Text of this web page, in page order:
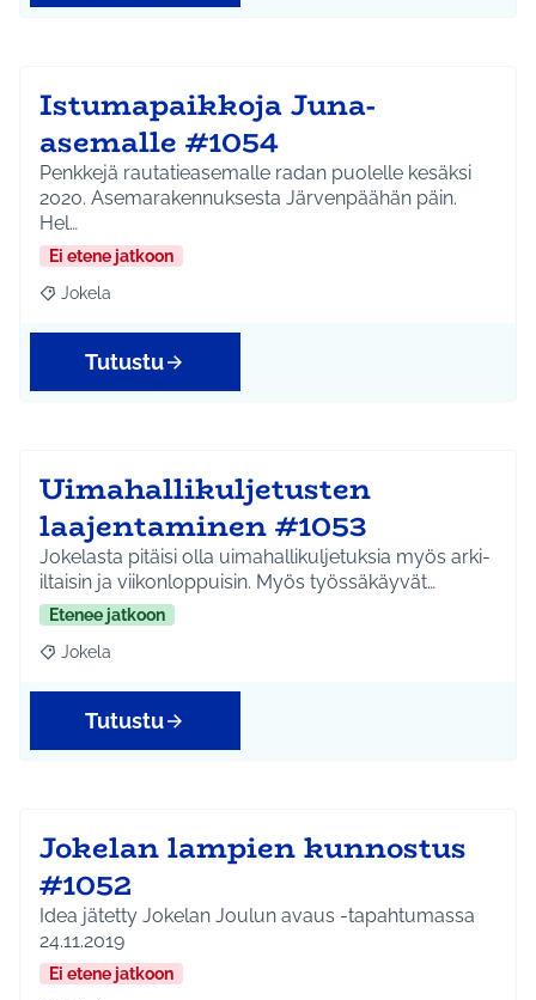
Istumapaikkoja Juna-
asemalle #1054
Penkkejä rautatieasemalle radan puolelle kesäksi
2020. Asemarakennuksesta Järvenpäähän päin.
Hel…
Ei etene jatkoon
Rajaa tulokset aihepiirin mukaan: Jokela
Jokela
Tutustu
Uimahallikuljetusten
laajentaminen #1053
Jokelasta pitäisi olla uimahallikuljetuksia myös arki-
iltaisin ja viikonloppuisin. Myös työssäkäyvät…
Etenee jatkoon
Rajaa tulokset aihepiirin mukaan: Jokela
Jokela
Tutustu
Jokelan lampien kunnostus
#1052
Idea jätetty Jokelan Joulun avaus -tapahtumassa
24.11.2019
Ei etene jatkoon